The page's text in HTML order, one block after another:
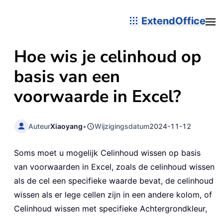
ExtendOffice
Hoe wis je celinhoud op
basis van een
voorwaarde in Excel?
AuteurXiaoyang• Wijzigingsdatum2024-11-12
Soms moet u mogelijk Celinhoud wissen op basis
van voorwaarden in Excel, zoals de celinhoud wissen
als de cel een specifieke waarde bevat, de celinhoud
wissen als er lege cellen zijn in een andere kolom, of
Celinhoud wissen met specifieke Achtergrondkleur,